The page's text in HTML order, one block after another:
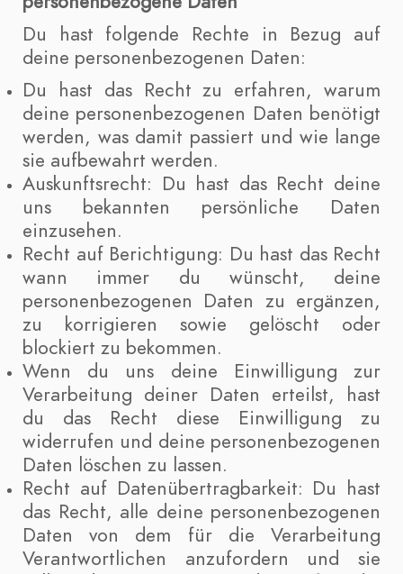
Du hast folgende Rechte in Bezug auf
deine personenbezogenen Daten:
Du hast das Recht zu erfahren, warum
deine personenbezogenen Daten benötigt
werden, was damit passiert und wie lange
sie aufbewahrt werden.
Auskunftsrecht: Du hast das Recht deine
uns bekannten persönliche Daten
einzusehen.
Recht auf Berichtigung: Du hast das Recht
wann immer du wünscht, deine
personenbezogenen Daten zu ergänzen,
zu korrigieren sowie gelöscht oder
blockiert zu bekommen.
Wenn du uns deine Einwilligung zur
Verarbeitung deiner Daten erteilst, hast
du das Recht diese Einwilligung zu
widerrufen und deine personenbezogenen
Daten löschen zu lassen.
Recht auf Datenübertragbarkeit: Du hast
das Recht, alle deine personenbezogenen
Daten von dem für die Verarbeitung
Verantwortlichen anzufordern und sie